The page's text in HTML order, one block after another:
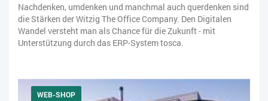
Nachdenken, umdenken und manchmal auch querdenken sind
die Stärken der Witzig The Office Company. Den Digitalen
Wandel versteht man als Chance für die Zukunft - mit
Unterstützung durch das ERP-System tosca.
WEB-SHOP